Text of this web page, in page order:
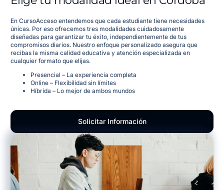
En CursoAcceso entendemos que cada estudiante tiene necesidades
únicas. Por eso ofrecemos tres modalidades cuidadosamente
diseñadas para garantizar tu éxito, independientemente de tus
compromisos diarios. Nuestro enfoque personalizado asegura que
recibas la misma calidad educativa y atención especializada en
cualquier formato que elijas.
Presencial – La experiencia completa
Online – Flexibilidad sin límites
Híbrida – Lo mejor de ambos mundos
Solicitar Información